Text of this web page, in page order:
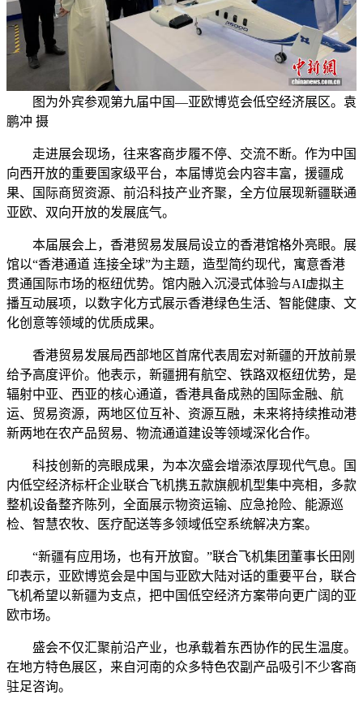
图为外宾参观第九届中国—亚欧博览会低空经济展区。袁
鹏冲 摄
走进展会现场，往来客商步履不停、交流不断。作为中国
向西开放的重要国家级平台，本届博览会内容丰富，援疆成
果、国际商贸资源、前沿科技产业齐聚，全方位展现新疆联通
亚欧、双向开放的发展底气。
本届展会上，香港贸易发展局设立的香港馆格外亮眼。展
馆以“香港通道 连接全球”为主题，造型简约现代，寓意香港
贯通国际市场的枢纽优势。馆内融入沉浸式体验与AI虚拟主
播互动展项，以数字化方式展示香港绿色生活、智能健康、文
化创意等领域的优质成果。
香港贸易发展局西部地区首席代表周宏对新疆的开放前景
给予高度评价。他表示，新疆拥有航空、铁路双枢纽优势，是
辐射中亚、西亚的核心通道，香港具备成熟的国际金融、航
运、贸易资源，两地区位互补、资源互融，未来将持续推动港
新两地在农产品贸易、物流通道建设等领域深化合作。
科技创新的亮眼成果，为本次盛会增添浓厚现代气息。国
内低空经济标杆企业联合飞机携五款旗舰机型集中亮相，多款
整机设备整齐陈列，全面展示物资运输、应急抢险、能源巡
检、智慧农牧、医疗配送等多领域低空系统解决方案。
“新疆有应用场，也有开放窗。”联合飞机集团董事长田刚
印表示，亚欧博览会是中国与亚欧大陆对话的重要平台，联合
飞机希望以新疆为支点，把中国低空经济方案带向更广阔的亚
欧市场。
盛会不仅汇聚前沿产业，也承载着东西协作的民生温度。
在地方特色展区，来自河南的众多特色农副产品吸引不少客商
驻足咨询。